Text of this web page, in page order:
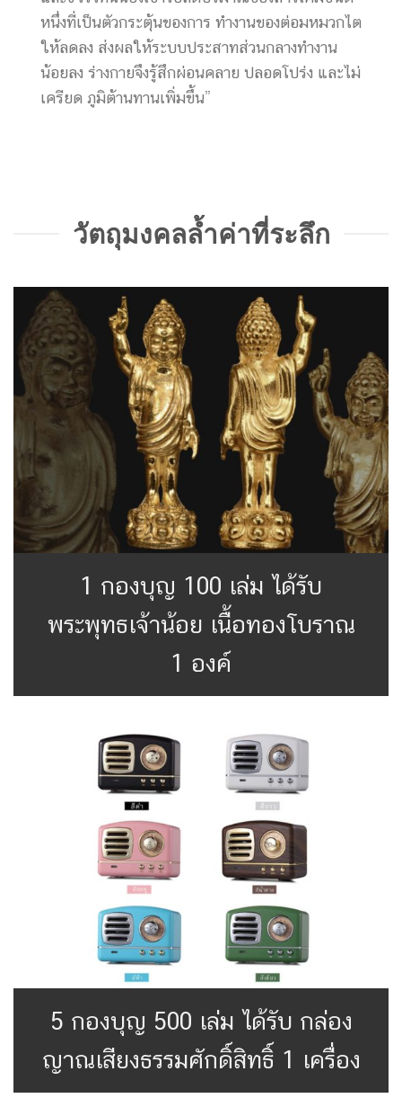
หนึ่งที่เป็นตัวกระตุ้นของการ ทำงานของต่อมหมวกไต
ให้ลดลง ส่งผลให้ระบบประสาทส่วนกลางทำงาน
น้อยลง ร่างกายจึงรู้สึกผ่อนคลาย ปลอดโปร่ง และไม่
เครียด ภูมิต้านทานเพิ่มขึ้น”
วัตถุมงคลล้ำค่าที่ระลึก
1 กองบุญ 100 เล่ม ได้รับ
พระพุทธเจ้าน้อย เนื้อทองโบราณ
1 องค์
5 กองบุญ 500 เล่ม ได้รับ กล่อง
ญาณเสียงธรรมศักดิ์สิทธิ์ 1 เครื่อง